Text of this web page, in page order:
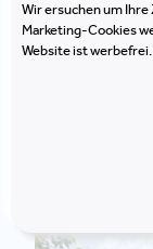
Wir ersuchen um
Marketing-Cookies
Website ist